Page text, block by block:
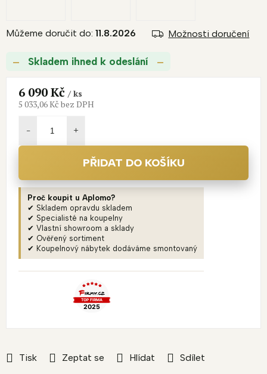
Skladem ihned k odeslání
Můžeme doručit do: 11.8.2026 Možnosti doručení
Tisk Zeptat se Hlídat Sdílet
6 090 Kč/ ks
5 033,06 Kč bez DPH
PŘIDAT DO KOŠÍKU
Proč koupit u Aplomo?
✔ Skladem opravdu skladem
✔ Specialisté na koupelny
✔ Vlastní showroom a sklady
✔ Ověřený sortiment
✔ Koupelnový nábytek dodáváme smontovaný